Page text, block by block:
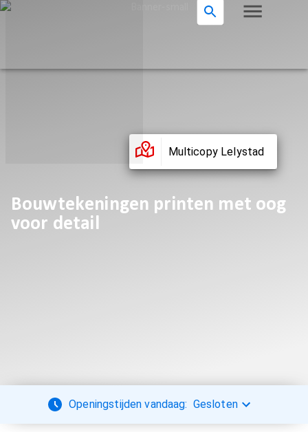
Multicopy Lelystad
Bouwtekeningen printen met oog
voor detail
Openingstijden vandaag: Gesloten